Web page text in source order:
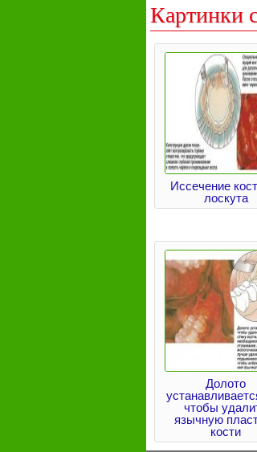
Картинки
Иссечение
лоскута
Долото
чтобы
язычную
кости